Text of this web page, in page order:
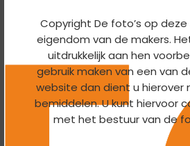
Copyright De foto’s op
eigendom van de makers.
uitdrukkelijk aan hen
gebruik maken van een van
website dan dient u hierover
bemiddelen. U kunt hiervoor
met het bestuur van de
De rest van de periode is de
gedurende de openingstijden van
uitnodiging hieronder